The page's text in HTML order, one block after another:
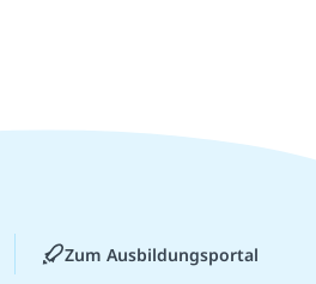
Zum Ausbildungsportal